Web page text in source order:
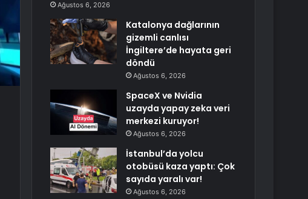
Ağustos 6, 2026
Katalonya dağlarının
gizemli canlısı
İngiltere’de hayata geri
döndü
Ağustos 6, 2026
SpaceX ve Nvidia
uzayda yapay zeka veri
merkezi kuruyor!
Ağustos 6, 2026
İstanbul’da yolcu
otobüsü kaza yaptı: Çok
sayıda yaralı var!
Ağustos 6, 2026